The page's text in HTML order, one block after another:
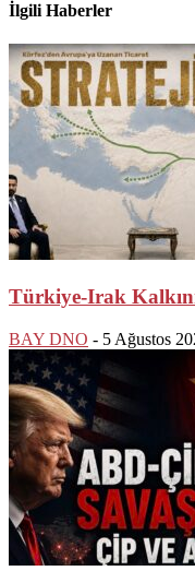
İlgili Haberler
Türkiye-Irak
BAY DNO - 5 Ağustos